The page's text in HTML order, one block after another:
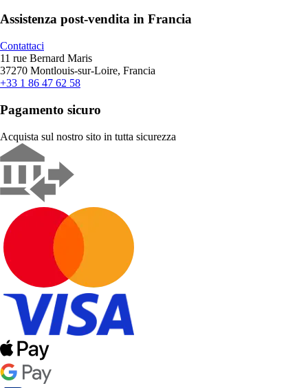
Assistenza post-vendita in Francia
Contattaci
11 rue Bernard Maris
37270 Montlouis-sur-Loire, Francia
+33 1 86 47 62 58
Pagamento sicuro
Acquista sul nostro sito in tutta sicurezza